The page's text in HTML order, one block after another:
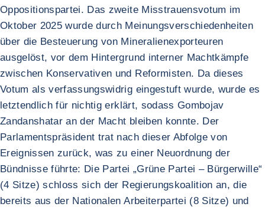
Oppositionspartei. Das zweite Misstrauensvotum im
Oktober 2025 wurde durch Meinungsverschiedenheiten
über die Besteuerung von Mineralienexporteuren
ausgelöst, vor dem Hintergrund interner Machtkämpfe
zwischen Konservativen und Reformisten. Da dieses
Votum als verfassungswidrig eingestuft wurde, wurde es
letztendlich für nichtig erklärt, sodass Gombojav
Zandanshatar an der Macht bleiben konnte. Der
Parlamentspräsident trat nach dieser Abfolge von
Ereignissen zurück, was zu einer Neuordnung der
Bündnisse führte: Die Partei „Grüne Partei – Bürgerwille“
(4 Sitze) schloss sich der Regierungskoalition an, die
bereits aus der Nationalen Arbeiterpartei (8 Sitze) und